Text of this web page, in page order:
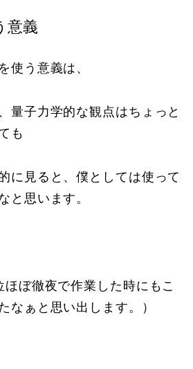
意義
使う意義は、
量子力学的な観点はちょっと
も
に見ると、僕としては使って
と思います。
ほぼ徹夜で作業した時にもこ
なぁと思い出します。）